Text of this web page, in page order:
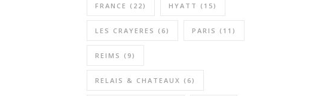
FRANCE (22) HYATT (15)
LES CRAYERES (6) PARIS (11)
REIMS (9)
RELAIS & CHATEAUX (6)